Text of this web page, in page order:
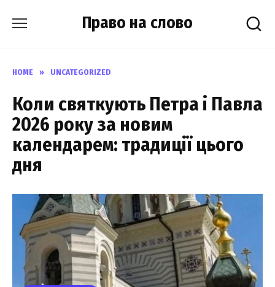
Право на слово
HOME » UNCATEGORIZED
Коли святкують Петра і Павла
2026 року за новим
календарем: традиції цього
дня